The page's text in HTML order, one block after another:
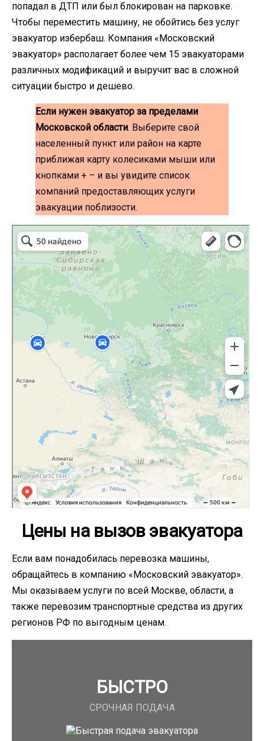
попадал в ДТП или был блокирован на парковке.
Чтобы переместить машину, не обойтись без услуг
эвакуатор избербаш. Компания «Московский
эвакуатор» располагает более чем 15 эвакуаторами
различных модификаций и выручит вас в сложной
ситуации быстро и дешево.
Если нужен эвакуатор за пределами
Московской области. Выберите свой
населенный пункт или район на карте
приближая карту колесиками мыши или
кнопками + – и вы увидите список
компаний предоставляющих услуги
эвакуации поблизости.
Волоколамск
Цены на вызов эвакуатора
Если вам понадобилась перевозка машины,
обращайтесь в компанию «Московский эвакуатор».
Мы оказываем услуги по всей Москве, области, а
также перевозим транспортные средства из других
регионов РФ по выгодным ценам.
БЫСТРО
СРОЧНАЯ ПОДАЧА